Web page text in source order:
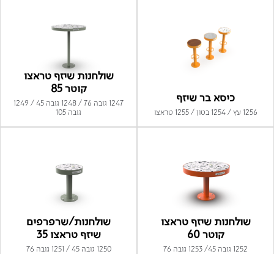
כיסא בר שיזף
1256 עץ / 1254 בטון / 1255 טראצו
שולחנות שיזף טראצו
קוטר 85
1247 גובה 76 / 1248 גובה 45 / 1249
גובה 105
שולחנות שיזף טראצו
קוטר 60
1252 גובה 45/ 1253 גובה 76
שולחנות/שרפרפים
שיזף טראצו 35
1250 גובה 45 / 1251 גובה 76